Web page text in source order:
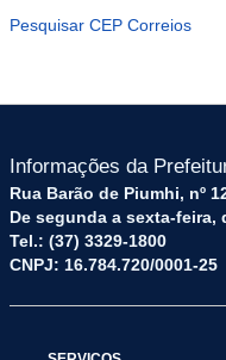
Pesquisar CEP Correios
Informações da
Rua Barão de Piumhi, nº
De segunda a sexta-feira,
Tel.: (37) 3329-1800
CNPJ: 16.784.720/0001-25